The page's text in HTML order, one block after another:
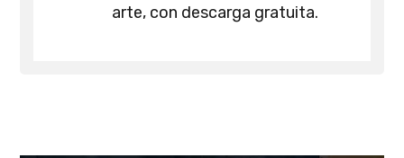
arte, con descarga gratuita.